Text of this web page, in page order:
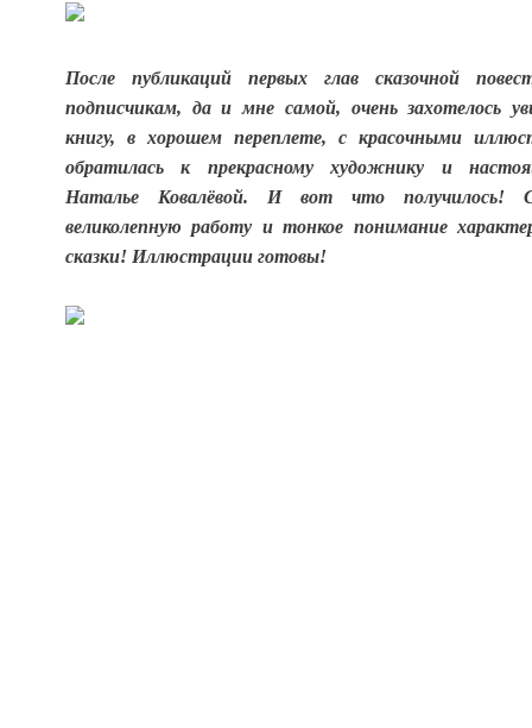
После публикаций первых глав сказочной
подписчикам, да и мне самой, очень захотелось
книгу, в хорошем переплете, с красочными
обратилась к прекрасному художнику и
Наталье Ковалёвой. И вот что получилось!
великолепную работу и тонкое понимание
сказки! Иллюстрации готовы!